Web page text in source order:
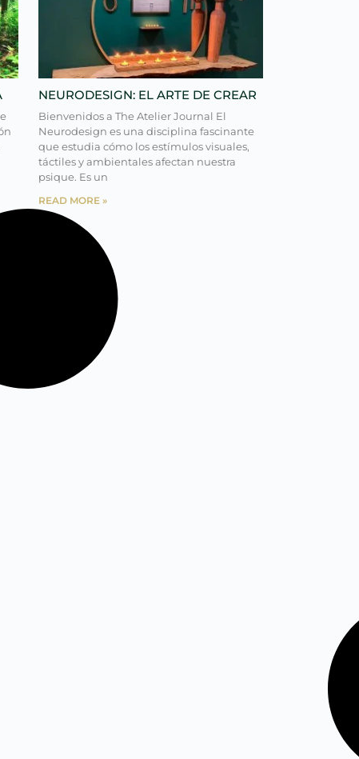
NEURODESIGN: EL ARTE DE CREAR
Bienvenidos a The Atelier Journal El
Neurodesign es una disciplina fascinante
que estudia cómo los estímulos visuales,
táctiles y ambientales afectan nuestra
psique. Es un
READ MORE »